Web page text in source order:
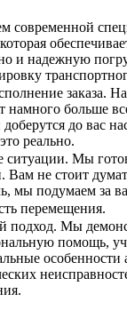
современной
и надежную
заказа.
намного больше
до вас
реально.
ситуации. Мы
Вам не стоит
мы подумаем за
перемещения.
подход. Мы
помощь,
особенности